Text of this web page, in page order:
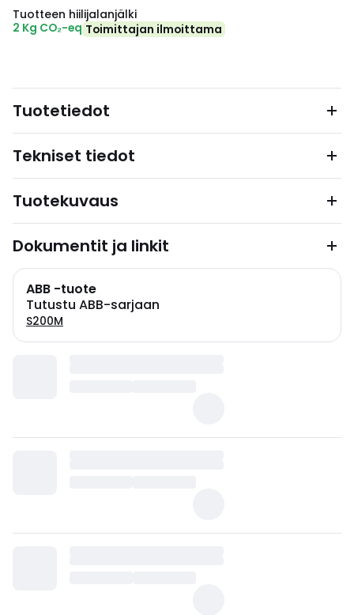
Tuotteen hiilijalanjälki
2 Kg CO₂-eq Toimittajan ilmoittama
Tuotetiedot
Tekniset tiedot
Tuotekuvaus
Dokumentit ja linkit
ABB -tuote
Tutustu ABB-sarjaan
S200M